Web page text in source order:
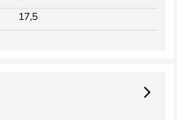
17,5